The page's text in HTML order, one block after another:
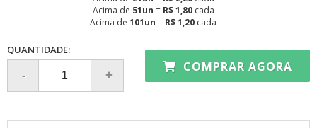
Acima de 51un = R$ 1,80 cada
Acima de 101un = R$ 1,20 cada
QUANTIDADE:
COMPRAR AGORA